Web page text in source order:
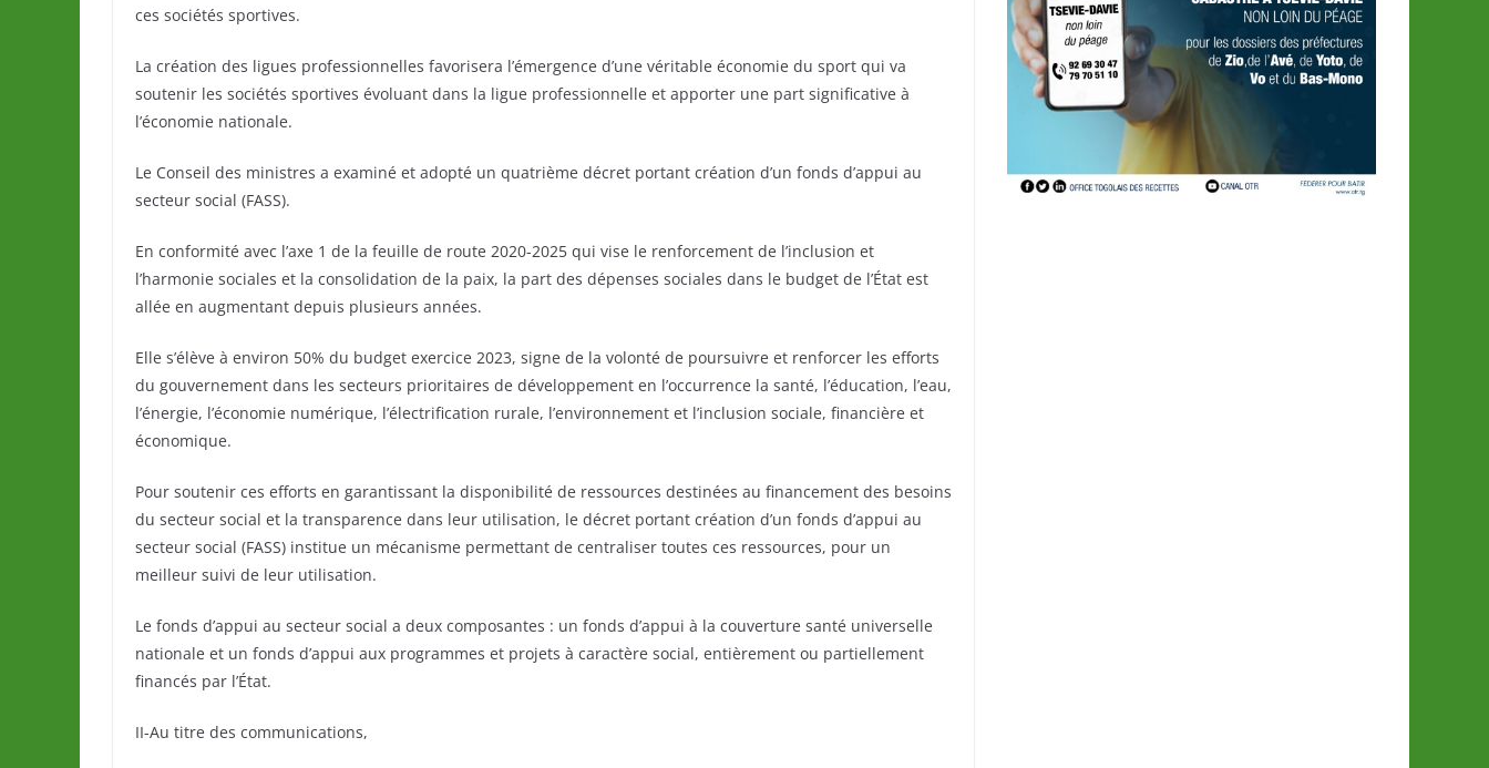
ces sociétés sportives.
La création des ligues professionnelles favorisera l’émergence d’une véritable économie du sport qui va
soutenir les sociétés sportives évoluant dans la ligue professionnelle et apporter une part significative à
l’économie nationale.
Le Conseil des ministres a examiné et adopté un quatrième décret portant création d’un fonds d’appui au
secteur social (FASS).
En conformité avec l’axe 1 de la feuille de route 2020-2025 qui vise le renforcement de l’inclusion et
l’harmonie sociales et la consolidation de la paix, la part des dépenses sociales dans le budget de l’État est
allée en augmentant depuis plusieurs années.
Elle s’élève à environ 50% du budget exercice 2023, signe de la volonté de poursuivre et renforcer les efforts
du gouvernement dans les secteurs prioritaires de développement en l’occurrence la santé, l’éducation, l’eau,
l’énergie, l’économie numérique, l’électrification rurale, l’environnement et l’inclusion sociale, financière et
économique.
Pour soutenir ces efforts en garantissant la disponibilité de ressources destinées au financement des besoins
du secteur social et la transparence dans leur utilisation, le décret portant création d’un fonds d’appui au
secteur social (FASS) institue un mécanisme permettant de centraliser toutes ces ressources, pour un
meilleur suivi de leur utilisation.
Le fonds d’appui au secteur social a deux composantes : un fonds d’appui à la couverture santé universelle
nationale et un fonds d’appui aux programmes et projets à caractère social, entièrement ou partiellement
financés par l’État.
II-Au titre des communications,